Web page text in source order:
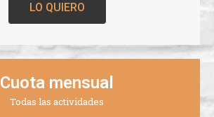
LO QUIERO
Cuota mensual
Todas las actividades